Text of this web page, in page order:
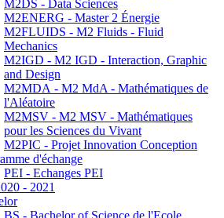
M2DS - Data Sciences
M2ENERG - Master 2 Énergie
M2FLUIDS - M2 Fluids - Fluid
Mechanics
M2IGD - M2 IGD - Interaction, Graphic
and Design
M2MDA - M2 MdA - Mathématiques de
l'Aléatoire
M2MSV - M2 MSV - Mathématiques
pour les Sciences du Vivant
M2PIC - Projet Innovation Conception
d'échange
PEI - Echanges PEI
- 2021
BS - Bachelor of Science de l'Ecole